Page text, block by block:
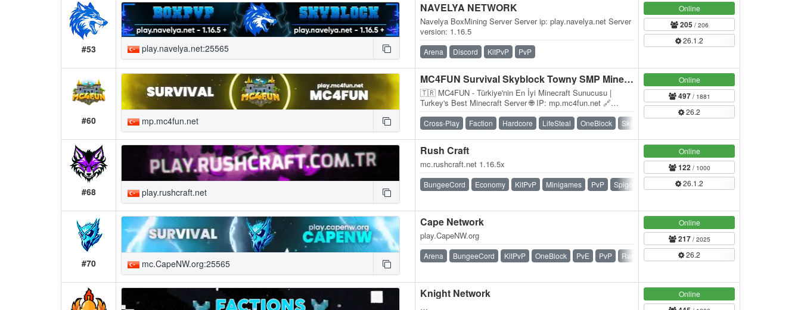
#53 play.navelya.net:25565
NAVELYA NETWORK
Navelya BoxMining Server Server ip: play.navelya.net Server
version: 1.16.5
Arena Discord KitPvP PvP
Online
205/ 206
26.1.2
#60 mp.mc4fun.net
MC4FUN Survival Skyblock Towny SMP Minecraft Türk Sunucusu
🇹🇷 MC4FUN - Türkiye'nin En İyi Minecraft Sunucusu |
Turkey's Best Minecraft Server 🌐 IP: mp.mc4fun.net 🔗
Website: / 💬 Discord: discord.gg/mc4fun ⚙️…
Cross-Play Faction Hardcore LifeSteal OneBlock Skyblock
Online
497/ 1881
26.2
#68 play.rushcraft.net
Rush Craft
mc.rushcraft.net 1.16.5x
BungeeCord Economy KitPvP Minigames PvP Spigot
Online
122/ 1000
26.1.2
#70 mc.CapeNW.org:25565
Cape Network
play.CapeNW.org
Arena BungeeCord KitPvP OneBlock PvE PvP Ranks Skyblock Survival
Online
217/ 2025
26.2
Knight Network
…
Online